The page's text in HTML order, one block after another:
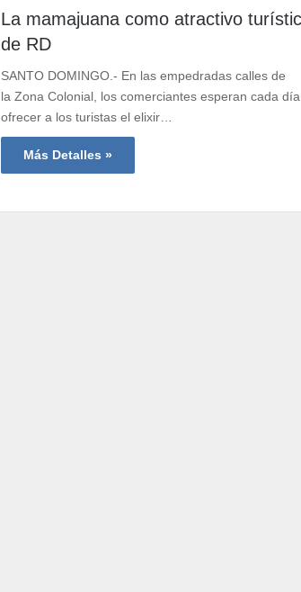
La mamajuana como atractivo
de RD
SANTO DOMINGO.- En las empedradas calles de
la Zona Colonial, los comerciantes esperan cada día
ofrecer a los turistas el elixir…
Más Detalles »